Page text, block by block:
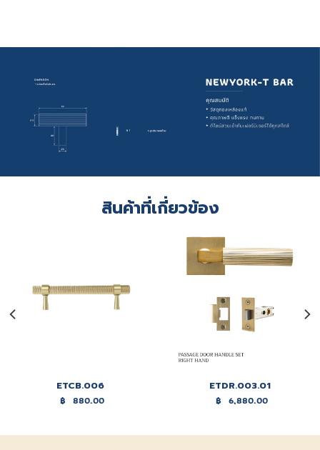
สินค้าที่เกี่ยวข้อง
ETCB.006
฿ 880.00
ETDR.003.01
฿ 6,880.00